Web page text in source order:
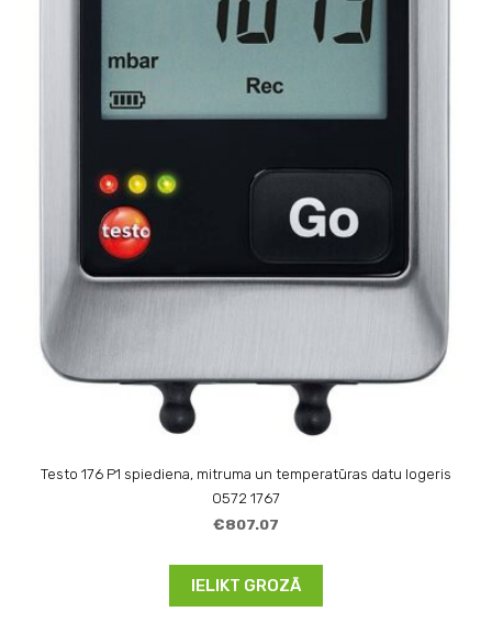
Testo 176 P1 spiediena, mitruma un temperatūras datu logeris
0572 1767
€807.07
IELIKT GROZĀ